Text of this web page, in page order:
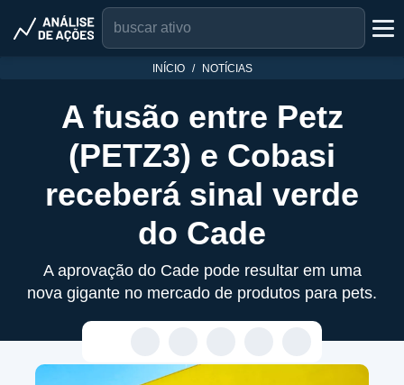
INÍCIO NOTÍCIAS
A fusão entre Petz
(PETZ3) e Cobasi
receberá sinal verde
do Cade
A aprovação do Cade pode resultar em uma
nova gigante no mercado de produtos para pets.